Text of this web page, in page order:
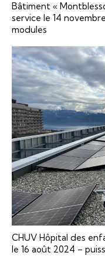
Bâtiment «
service le 14
modules
CHUV Hôpital des
le 16 août 2024 –